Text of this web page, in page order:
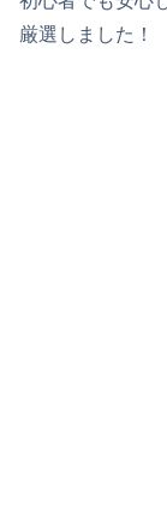
厳選しました！